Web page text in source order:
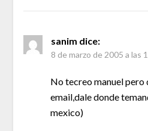
sanim dice:
8 de marzo de 2005 a las
No tecreo manuel pero
email,dale donde
mexico)